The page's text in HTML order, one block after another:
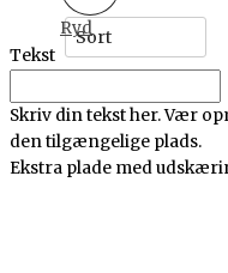
Sort
Ryd
Tekst
Skriv din tekst her. Vær
den tilgængelige plads.
Ekstra plade med